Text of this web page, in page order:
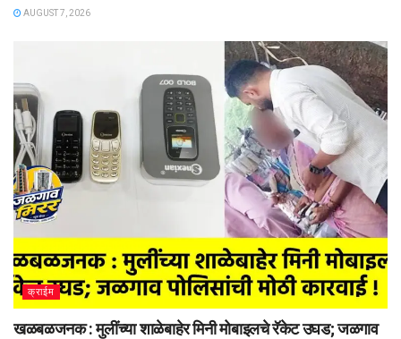
AUGUST 7, 2026
क्राईम
खळबळजनक : मुलींच्या शाळेबाहेर मिनी मोबाइलचे रॅकेट उघड; जळगाव